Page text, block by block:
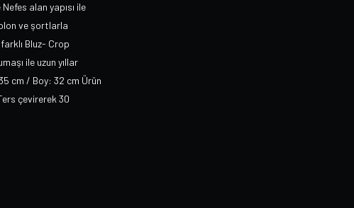
alan yapısı ile
ve şortlarla
Bluz- Crop
ile uzun yıllar
cm / Boy: 32 cm Ürün
çevirerek 30